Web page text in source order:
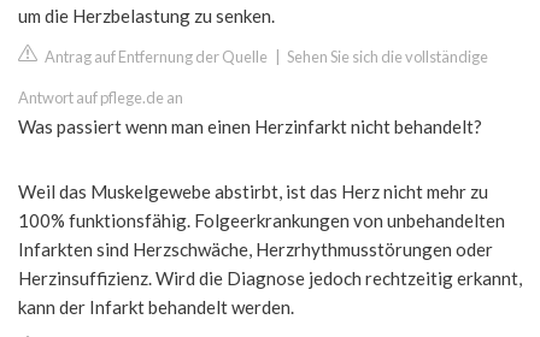
um die Herzbelastung zu senken.
Antrag auf Entfernung der Quelle Sehen Sie sich die vollständige
Antwort auf pflege.de an
Was passiert wenn man einen Herzinfarkt nicht behandelt?
Weil das Muskelgewebe abstirbt, ist das Herz nicht mehr zu
100% funktionsfähig. Folgeerkrankungen von unbehandelten
Infarkten sind Herzschwäche, Herzrhythmusstörungen oder
Herzinsuffizienz. Wird die Diagnose jedoch rechtzeitig erkannt,
kann der Infarkt behandelt werden.